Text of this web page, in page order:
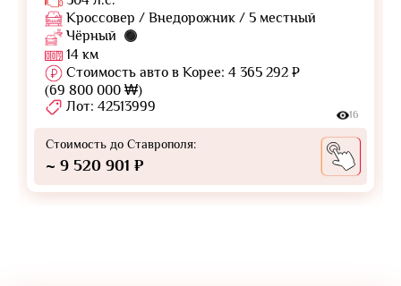
Кроссовер / Внедорожник / 5 местный
Чёрный
14 км
Стоимость авто в Корее: 4 365 292 ₽
(69 800 000 ₩)
Лот: 42513999
16
Стоимость до Ставрополя:
~ 9 520 901 ₽